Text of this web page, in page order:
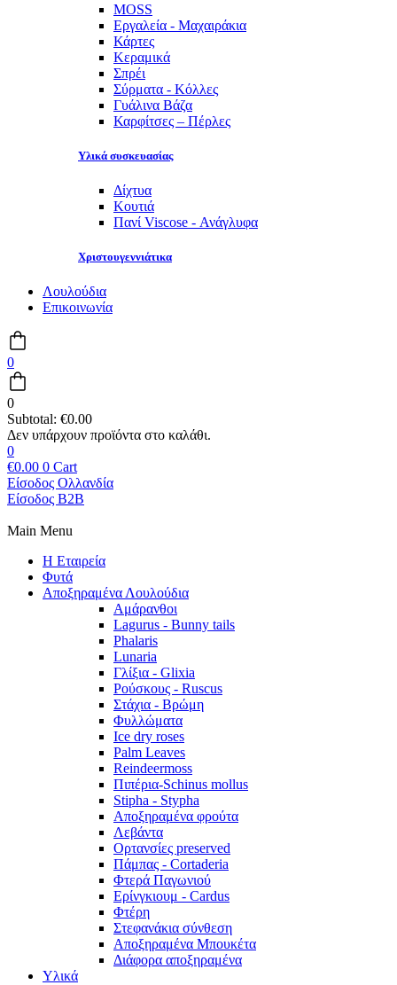
MOSS
Εργαλεία - Μαχαιράκια
Κάρτες
Κεραμικά
Σπρέι
Σύρματα - Κόλλες
Γυάλινα Βάζα
Καρφίτσες – Πέρλες
Υλικά συσκευασίας
Δίχτυα
Κουτιά
Πανί Viscose - Ανάγλυφα
Χριστουγεννιάτικα
Λουλούδια
Επικοινωνία
0
0
Subtotal: €0.00
0
€0.00 0 Cart
Είσοδος Ολλανδία
Είσοδος B2B
Main Menu
Η Εταιρεία
Φυτά
Αποξηραμένα Λουλούδια
Αμάρανθοι
Lagurus - Bunny tails
Phalaris
Lunaria
Γλίξια - Glixia
Ρούσκους - Ruscus
Στάχια - Βρώμη
Φυλλώματα
Ice dry roses
Palm Leaves
Reindeermoss
Πιπέρια-Schinus mollus
Stipha - Stypha
Αποξηραμένα φρούτα
Λεβάντα
Ορτανσίες preserved
Πάμπας - Cortaderia
Φτερά Παγωνιού
Ερίνγκιουμ - Cardus
Φτέρη
Στεφανάκια σύνθεση
Αποξηραμένα Μπουκέτα
Διάφορα αποξηραμένα
Υλικά